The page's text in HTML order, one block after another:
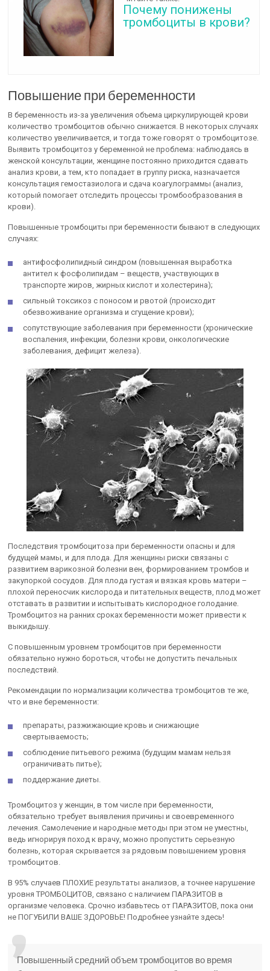
Почему понижены
тромбоциты в крови?
Повышение при беременности
В беременность из-за увеличения объема циркулирующей крови
количество тромбоцитов обычно снижается. В некоторых случаях
количество увеличивается, и тогда тоже говорят о тромбоцитозе.
Выявить тромбоцитоз у беременной не проблема: наблюдаясь в
женской консультации, женщине постоянно приходится сдавать
анализ крови, а тем, кто попадает в группу риска, назначается
консультация гемостазиолога и сдача коагулограммы (анализ,
который помогает отследить процессы тромбообразования в
крови).
Повышенные тромбоциты при беременности бывают в следующих
случаях:
антифосфолипидный синдром (повышенная выработка
антител к фосфолипидам – веществ, участвующих в
транспорте жиров, жирных кислот и холестерина);
сильный токсикоз с поносом и рвотой (происходит
обезвоживание организма и сгущение крови);
сопутствующие заболевания при беременности (хронические
воспаления, инфекции, болезни крови, онкологические
заболевания, дефицит железа).
Последствия тромбоцитоза при беременности опасны и для
будущей мамы, и для плода. Для женщины риски связаны с
развитием варикозной болезни вен, формированием тромбов и
закупоркой сосудов. Для плода густая и вязкая кровь матери –
плохой переносчик кислорода и питательных веществ, плод может
отставать в развитии и испытывать кислородное голодание.
Тромбоцитоз на ранних сроках беременности может привести к
выкидышу.
С повышенным уровнем тромбоцитов при беременности
обязательно нужно бороться, чтобы не допустить печальных
последствий.
Рекомендации по нормализации количества тромбоцитов те же,
что и вне беременности:
препараты, разжижающие кровь и снижающие
свертываемость;
соблюдение питьевого режима (будущим мамам нельзя
ограничивать питье);
поддержание диеты.
Тромбоцитоз у женщин, в том числе при беременности,
обязательно требует выявления причины и своевременного
лечения. Самолечение и народные методы при этом не уместны,
ведь игнорируя поход к врачу, можно пропустить серьезную
болезнь, которая скрывается за рядовым повышением уровня
тромбоцитов.
В 95% случаев ПЛОХИЕ результаты анализов, а точнее нарушение
уровня ТРОМБОЦИТОВ, связано с наличием ПАРАЗИТОВ в
организме человека. Срочно избавьтесь от ПАРАЗИТОВ, пока они
не ПОГУБИЛИ ВАШЕ ЗДОРОВЬЕ! Подробнее узнайте здесь!
Повышенный средний объем тромбоцитов во время